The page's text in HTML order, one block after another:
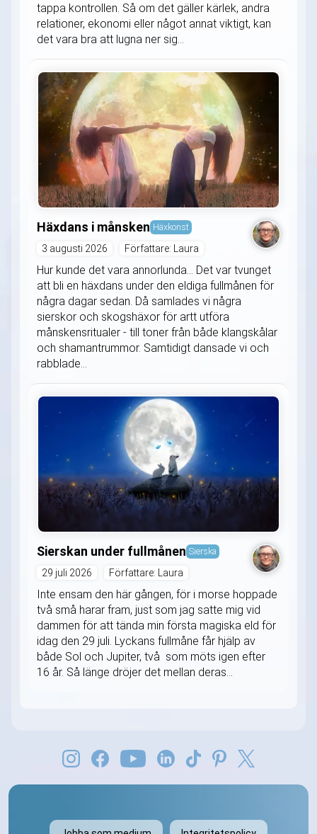
tappa kontrollen. Så om det gäller kärlek, andra
relationer, ekonomi eller något annat viktigt, kan
det vara bra att lugna ner sig...
Häxdans i månsken Häxkonst
3 augusti 2026 Författare: Laura
Hur kunde det vara annorlunda... Det var tvunget
att bli en häxdans under den eldiga fullmånen för
några dagar sedan. Då samlades vi några
sierskor och skogshäxor för artt utföra
månskensritualer - till toner från både klangskålar
och shamantrummor. Samtidigt dansade vi och
rabblade...
Sierskan under fullmånen Sierska
29 juli 2026 Författare: Laura
Inte ensam den här gången, för i morse hoppade
två små harar fram, just som jag satte mig vid
dammen för att tända min första magiska eld för
idag den 29 juli. Lyckans fullmåne får hjälp av
både Sol och Jupiter, två som möts igen efter
16 år. Så länge dröjer det mellan deras...